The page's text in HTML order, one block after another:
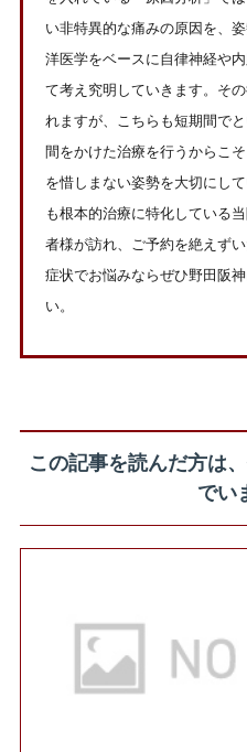
い非特異的な痛みの原因を、
洋医学をベースに自律神経や
て考え究明していきます。そ
れますが、こちらも短期間で
間をかけた治療を行うからこ
を惜しまない姿勢を大切にし
も根本的治療に特化している
者様が訪れ、ご予約を絶えず
症状でお悩みならぜひ野田阪
い。
この記事を読んだ方は
でい